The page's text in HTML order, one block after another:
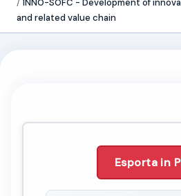
INNO-SOFC - Development of
and related value chain
Esporta in